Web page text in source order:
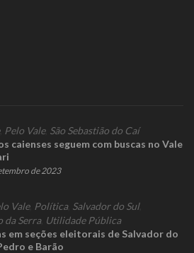
, Pelo Vale, São Sebastião do Caí
caienses seguem com buscas no Vale
de 2023
Vale, Política, Salvador do Sul,
da Serra, Utilidade Pública
em seções eleitorais de Salvador do
e Barão